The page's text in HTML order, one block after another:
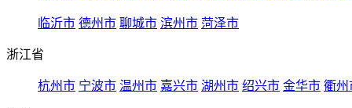
临沂市 德州市 聊城市 滨州市 菏泽市
浙江省
杭州市 宁波市 温州市 嘉兴市 湖州市 绍兴市 金华市 衢州